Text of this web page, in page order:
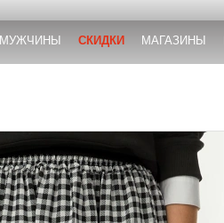
МУЖЧИНЫ СКИДКИ МАГАЗИНЫ